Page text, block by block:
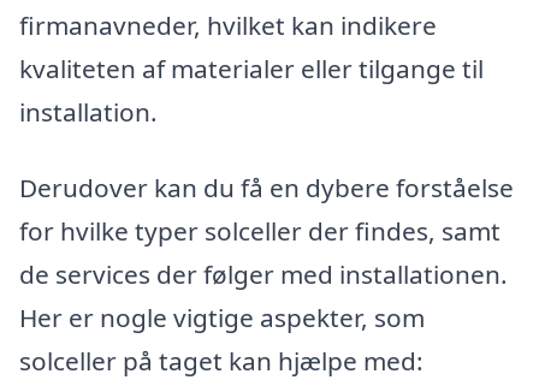
firmanavneder, hvilket kan indikere
kvaliteten af materialer eller tilgange til
installation.
Derudover kan du få en dybere forståelse
for hvilke typer solceller der findes, samt
de services der følger med installationen.
Her er nogle vigtige aspekter, som
solceller på taget kan hjælpe med: